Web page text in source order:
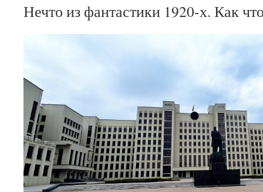
Нечто из фантастики 1920-х. Как